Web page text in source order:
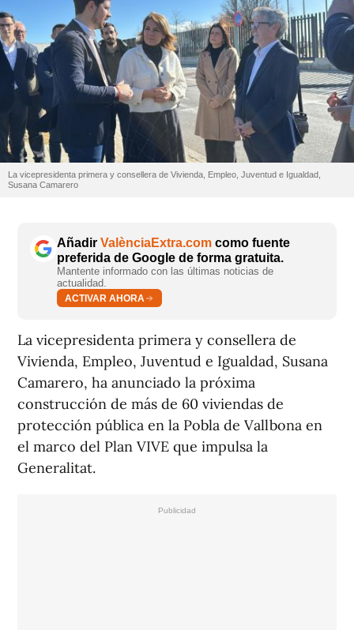
La vicepresidenta primera y consellera de Vivienda, Empleo, Juventud e Igualdad,
Susana Camarero
Añadir ValènciaExtra.com como fuente
preferida de Google de forma gratuita.
Mantente informado con las últimas noticias de
actualidad.
ACTIVAR AHORA
La vicepresidenta primera y consellera de
Vivienda, Empleo, Juventud e Igualdad, Susana
Camarero, ha anunciado la próxima
construcción de más de 60 viviendas de
protección pública en la Pobla de Vallbona en
el marco del Plan VIVE que impulsa la
Generalitat.